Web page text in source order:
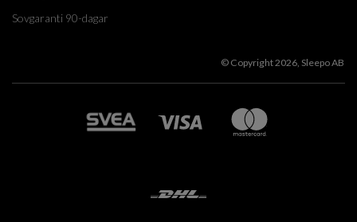
Sovgaranti 90-dagar
© Copyright 2026, Sleepo AB